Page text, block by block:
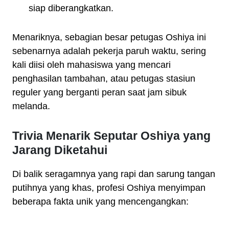
siap diberangkatkan.
Menariknya, sebagian besar petugas Oshiya ini
sebenarnya adalah pekerja paruh waktu, sering
kali diisi oleh mahasiswa yang mencari
penghasilan tambahan, atau petugas stasiun
reguler yang berganti peran saat jam sibuk
melanda.
Trivia Menarik Seputar Oshiya yang
Jarang Diketahui
Di balik seragamnya yang rapi dan sarung tangan
putihnya yang khas, profesi Oshiya menyimpan
beberapa fakta unik yang mencengangkan: